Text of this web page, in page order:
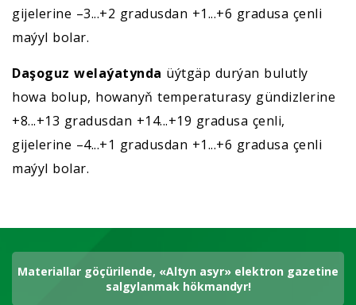
gijelerine –3...+2 gradusdan +1...+6 gradusa çenli
maýyl bolar.
Daşoguz welaýatynda üýtgäp durýan bulutly
howa bolup, howanyň temperaturasy gündizlerine
+8...+13 gradusdan +14...+19 gradusa çenli,
gijelerine –4...+1 gradusdan +1...+6 gradusa çenli
maýyl bolar.
Materiallar göçürilende, «Altyn asyr» elektron gazetine
salgylanmak hökmandyr!